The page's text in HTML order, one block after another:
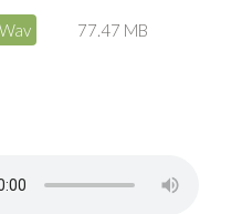
77.47 MB